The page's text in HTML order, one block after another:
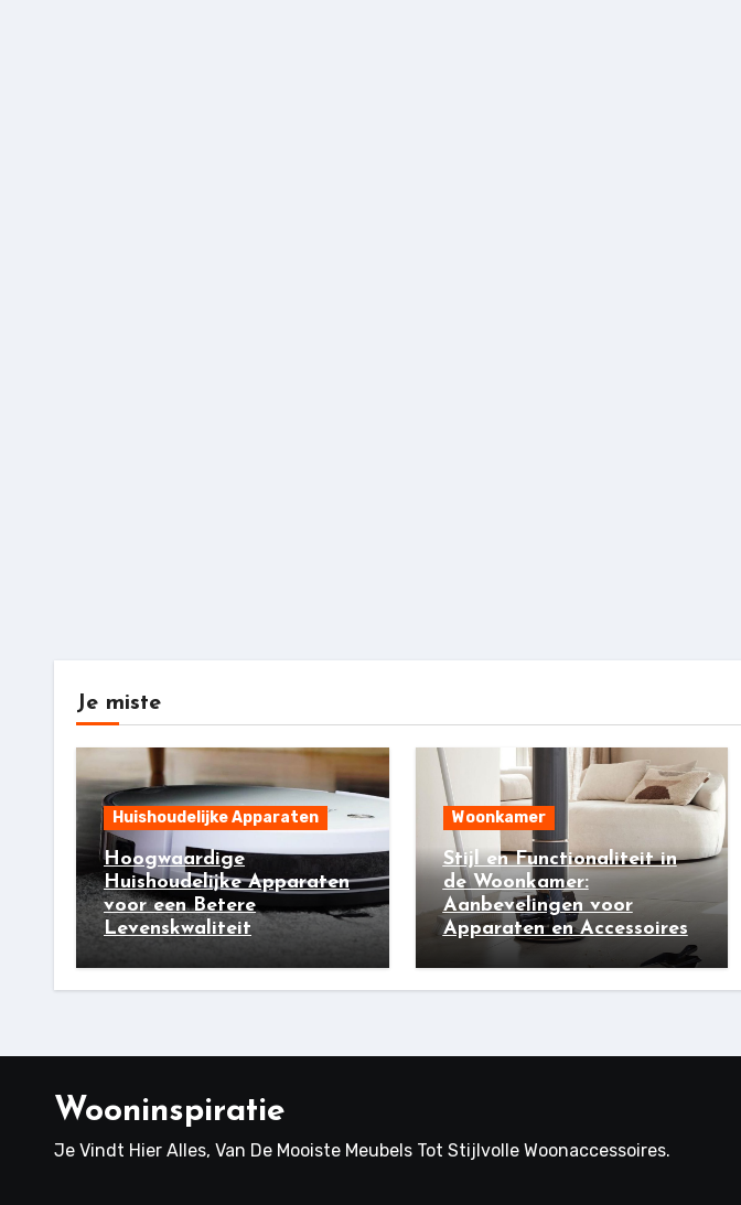
Je miste
Huishoudelijke Apparaten
Hoogwaardige
Huishoudelijke Apparaten
voor een Betere
Levenskwaliteit
Woonkamer
Stijl en Functionaliteit in
de Woonkamer:
Aanbevelingen voor
Apparaten en Accessoires
Wooninspiratie
Je Vindt Hier Alles, Van De Mooiste Meubels Tot Stijlvolle Woonaccessoires.